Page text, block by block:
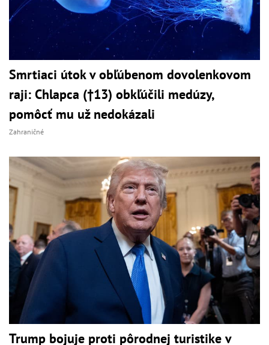
Smrtiaci útok v obľúbenom dovolenkovom
raji: Chlapca (†13) obkľúčili medúzy,
pomôcť mu už nedokázali
Zahraničné
Trump bojuje proti pôrodnej turistike v